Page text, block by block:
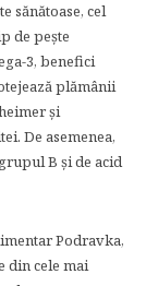
sănătoase, cel
de pește
3, benefici
plămânii
și
De asemenea,
B și de acid
Podravka,
din cele mai